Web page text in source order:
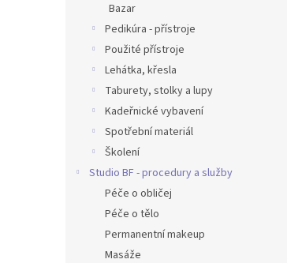
Bazar
Pedikúra - přístroje
Použité přístroje
Lehátka, křesla
Taburety, stolky a lupy
Kadeřnické vybavení
Spotřební materiál
Školení
Studio BF - procedury a služby
Péče o obličej
Péče o tělo
Permanentní makeup
Masáže